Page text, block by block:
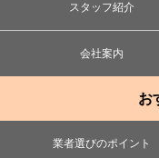
スタッフ紹介
会社案内
お
業者選びのポイント